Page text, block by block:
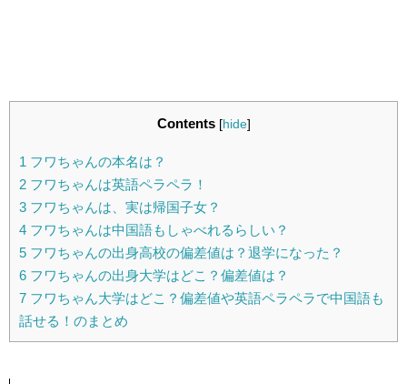
Contents [hide]
1 フワちゃんの本名は？
2 フワちゃんは英語ペラペラ！
3 フワちゃんは、実は帰国子女？
4 フワちゃんは中国語もしゃべれるらしい？
5 フワちゃんの出身高校の偏差値は？退学になった？
6 フワちゃんの出身大学はどこ？偏差値は？
7 フワちゃん大学はどこ？偏差値や英語ペラペラで中国語も
話せる！のまとめ